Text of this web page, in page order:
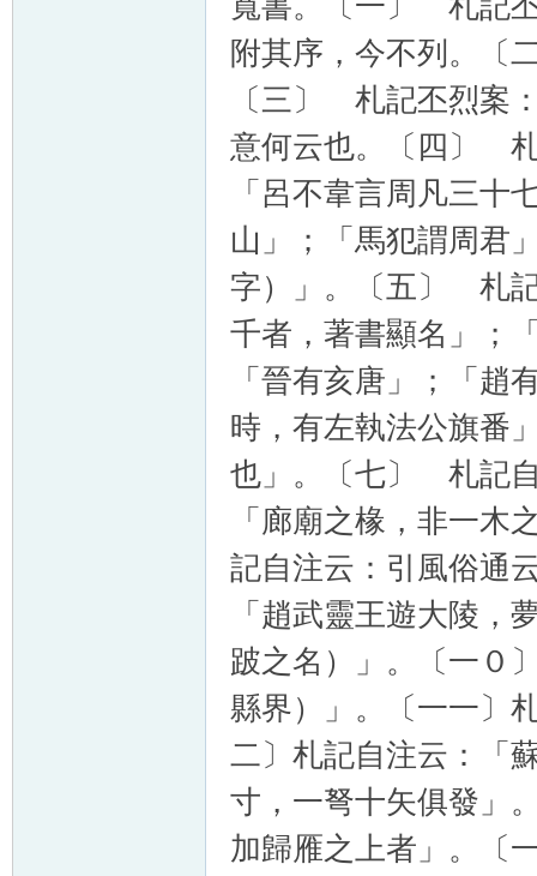
附其序，今不列。〔
〔三〕 札記丕烈案
意何云也。〔四〕
「呂不韋言周凡三十
山」；「馬犯謂周君
字）」。〔五〕 札
千者，著書顯名」；
「晉有亥唐」；「趙
時，有左執法公旗番
也」。〔七〕 札記
「廊廟之椽，非一
記自注云：引風俗通
「趙武靈王遊大陵，
跛之名）」。〔一０
縣界）」。〔一一〕
二〕札記自注云：「
寸，一弩十矢俱發」
加歸雁之上者」。〔